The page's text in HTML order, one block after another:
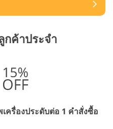
กค้าประจำ
เครื่องประดับต่อ 1 คำสั่งซื้อ